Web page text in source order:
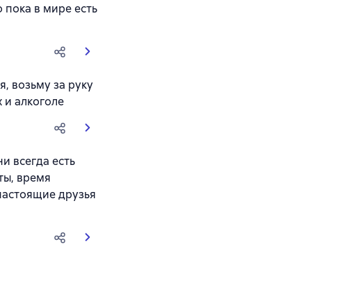
пока в мире есть
возьму за руку
алкоголе
всегда есть
время
друзья